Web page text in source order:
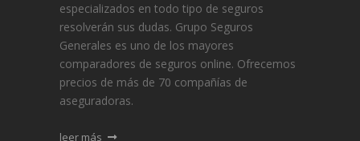
especializados en todo tipo de seguros
resolverán sus dudas. Grupo Seguros
Generales es uno de los mayores
comparadores de seguros online. Ofrecemos
precios de más de 70 compañías de
aseguradoras.
leer más